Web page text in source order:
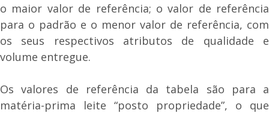
o maior valor de referência; o valor de referência
para o padrão e o menor valor de referência, com
os seus respectivos atributos de qualidade e
volume entregue.
Os valores de referência da tabela são para a
matéria-prima leite “posto propriedade”, o que